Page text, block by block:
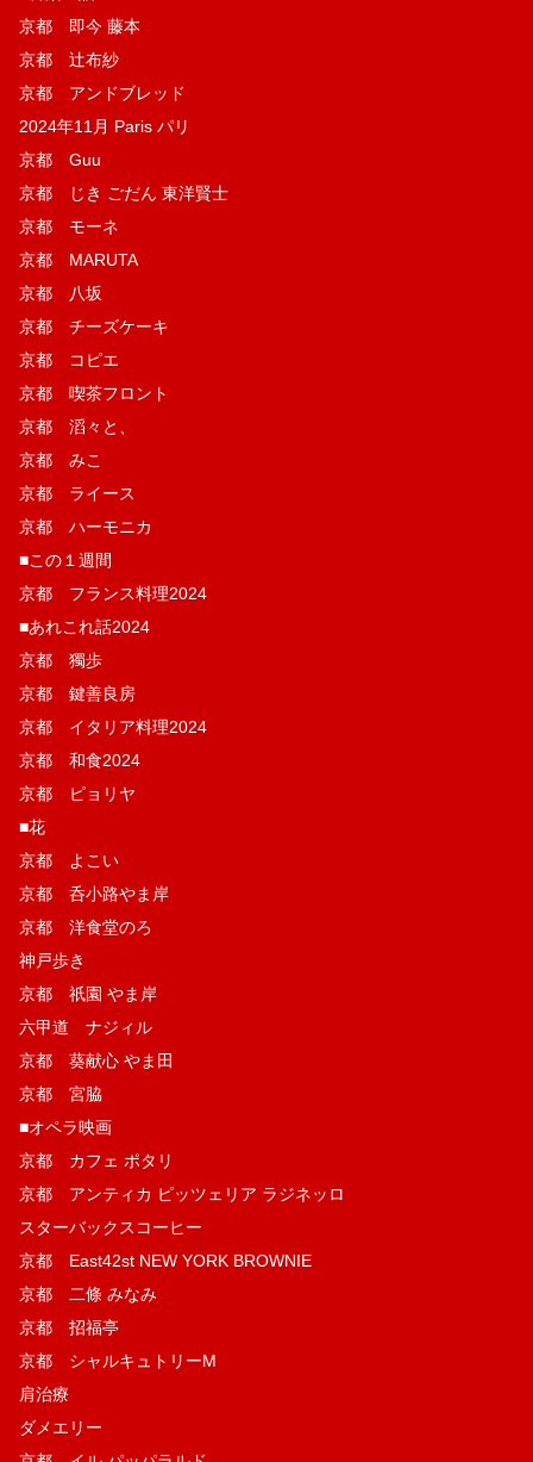
京都 即今 藤本
京都 辻布紗
京都 アンドブレッド
2024年11月 Paris パリ
京都 Guu
京都 じき ごだん 東洋賢士
京都 モーネ
京都 MARUTA
京都 八坂
京都 チーズケーキ
京都 コピエ
京都 喫茶フロント
京都 滔々と、
京都 みこ
京都 ライース
京都 ハーモニカ
■この１週間
京都 フランス料理2024
■あれこれ話2024
京都 獨歩
京都 鍵善良房
京都 イタリア料理2024
京都 和食2024
京都 ピョリヤ
■花
京都 よこい
京都 呑小路やま岸
京都 洋食堂のろ
神戸歩き
京都 祇園 やま岸
六甲道 ナジィル
京都 葵献心 やま田
京都 宮脇
■オペラ映画
京都 カフェ ポタリ
京都 アンティカ ピッツェリア ラジネッロ
スターバックスコーヒー
京都 East42st NEW YORK BROWNIE
京都 二條 みなみ
京都 招福亭
京都 シャルキュトリーM
肩治療
ダメエリー